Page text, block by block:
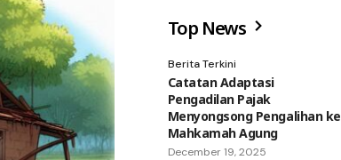
Top News
Berita Terkini
Catatan Adaptasi
Pengadilan Pajak
Menyongsong Pengalihan ke
Mahkamah Agung
December 19, 2025